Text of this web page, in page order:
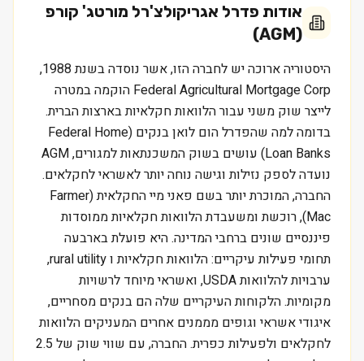
אודות פדרל אגריקולצ'רל מורטג' קורפ
(AGM)
היסטוריה ארוכה יש לחברה הזו, אשר נוסדה בשנת 1988,
Federal Agricultural Mortgage Corp הוקמה במטרה
לייצר שוק משני עבור הלוואות חקלאיות בארצות הברית.
בדומה למה שהפדרל הום לואן בנקים (Federal Home
Loan Banks) עושים בשוק המשכנתאות למגורים, AGM
נועדה לספק נזילות וגישה נוחה יותר לאשראי לחקלאים.
החברה, המוכרת יותר בשם פאני מיי החקלאית (Farmer
Mac), רוכשת ומשעבדת הלוואות חקלאיות ממוסדות
פיננסיים שונים ברחבי המדינה. היא פועלת בארבעה
תחומי פעילות עיקריים: הלוואות חקלאיות ו rural utility,
ערבויות להלוואות USDA, ואשראי מיוחד לרשויות
מקומיות. הלקוחות העיקריים שלה הם בנקים מסחריים,
איגודי אשראי וגופים מממנים אחרים המעניקים הלוואות
לחקלאים ולפעילות כפרית. החברה, עם שווי שוק של 2.5